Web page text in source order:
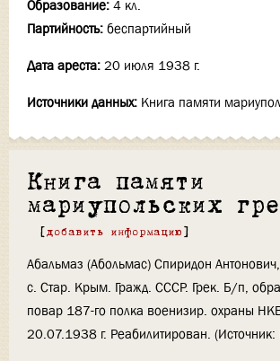
Образование: 4 кл.
Партийность: беспартийный
Дата ареста: 20 июля 1938 г.
Источники данных: Книга памяти
Книга памяти
мариупольских
[ добавить информацию ]
Абальмаз (Абольмас) Спиридон
с. Стар. Крым. Гражд. СССР. Грек. Б/п,
повар 187-го полка военизир. охраны
20.07.1938 г. Реабилитирован.